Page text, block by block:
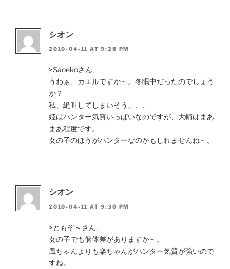
シオン
2010-04-11 AT 9:28 PM
>Saoekoさん、
うわぁ、カエルですか～。冬眠中だったのでしょう
か？
私、絶叫してしまいそう、、、
姫はハンター気質いっぱいなのですが、大輔はまあ
まあ程度です。
女の子のほうがハンターなのかもしれませんね～。
シオン
2010-04-11 AT 9:30 PM
>ともぞ～さん、
女の子でも個体差がありますか～。
風ちゃんよりも楽ちゃんがハンター気質が強いので
すね。